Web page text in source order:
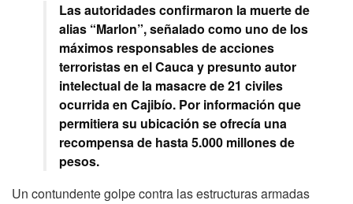
Las autoridades confirmaron la muerte de
alias “Marlon”, señalado como uno de los
máximos responsables de acciones
terroristas en el Cauca y presunto autor
intelectual de la masacre de 21 civiles
ocurrida en Cajibío. Por información que
permitiera su ubicación se ofrecía una
recompensa de hasta 5.000 millones de
pesos.
Un contundente golpe contra las estructuras armadas